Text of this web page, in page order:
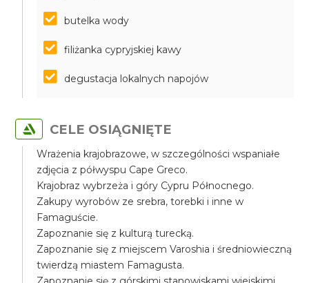
butelka wody
filiżanka cypryjskiej kawy
degustacja lokalnych napojów
CELE OSIĄGNIĘTE
Wrażenia krajobrazowe, w szczególności wspaniałe
zdjęcia z półwyspu Cape Greco.
Krajobraz wybrzeża i góry Cypru Północnego.
Zakupy wyrobów ze srebra, torebki i inne w
Famaguście.
Zapoznanie się z kulturą turecką.
Zapoznanie się z miejscem Varoshia i średniowieczną
twierdzą miastem Famagusta.